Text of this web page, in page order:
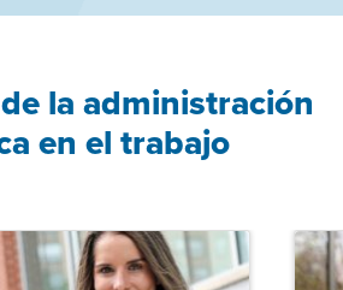
la administración
en el trabajo